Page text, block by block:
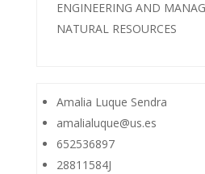
ENGINEERING AND
NATURAL RESOURCES
Amalia Luque Sendra
amalialuque@us.es
652536897
28811584J